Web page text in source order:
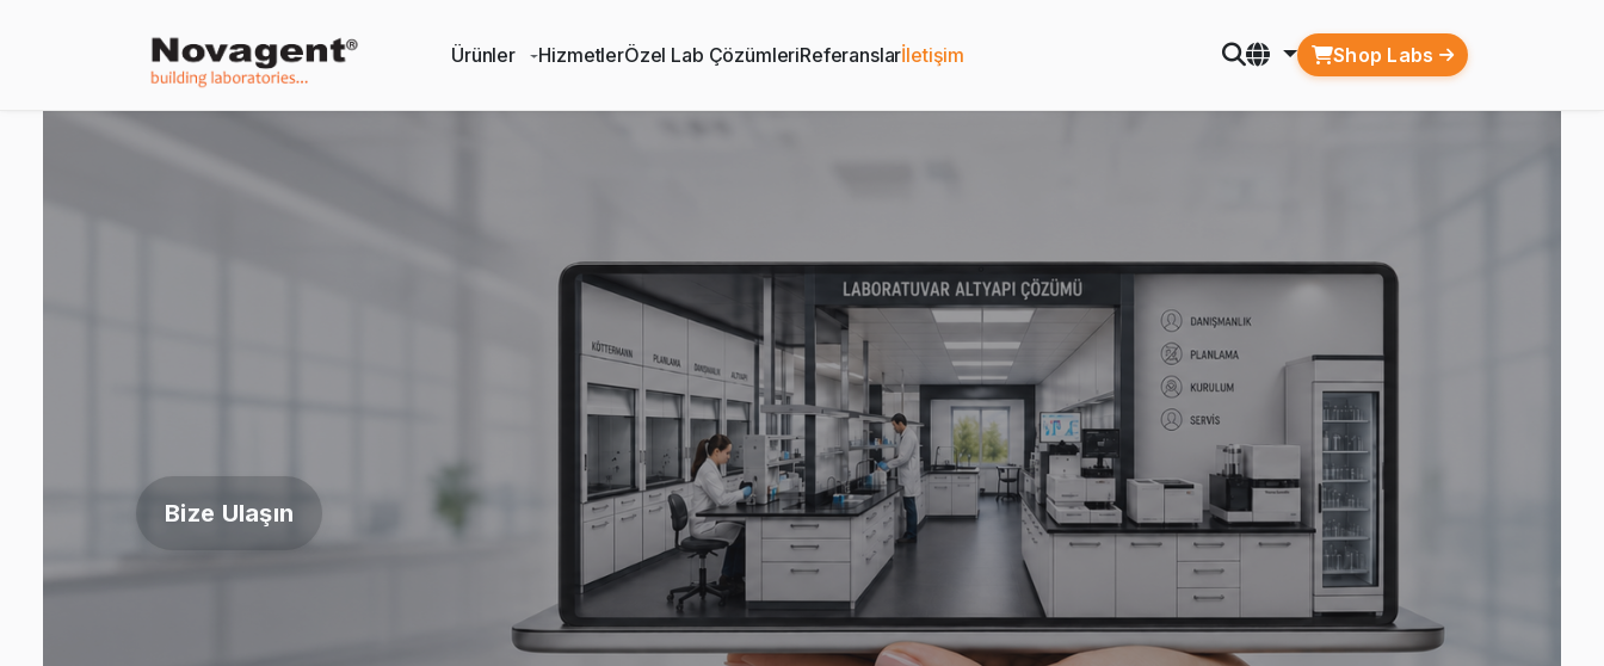
Ürünler HizmetlerÖzel Lab ÇözümleriReferanslarİletişim Shop Labs
Bize Ulaşın